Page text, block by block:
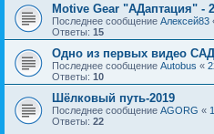
Motive Gear "AДаптация" -
Последнее сообщение Алексей83
Ответы: 15
Одно из первых видео
Последнее сообщение Autobus «
Ответы: 10
Шёлковый путь-2019
Последнее сообщение AGORG «
Ответы: 22